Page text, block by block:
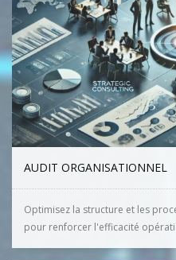
AUDIT ORGANISATIONNEL
Optimisez la structure et les
pour renforcer l'efficacité